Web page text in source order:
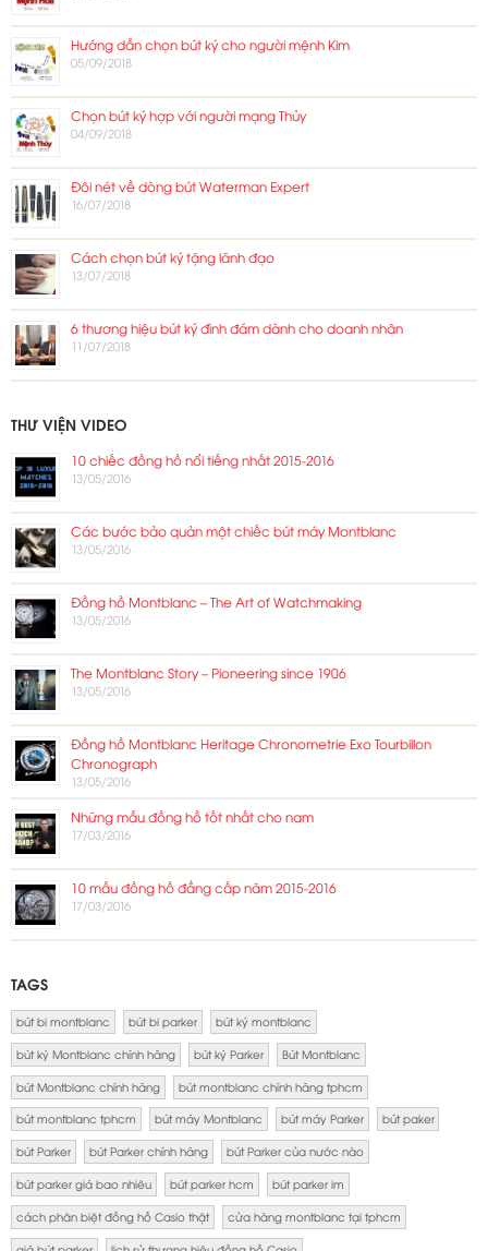
Hướng dẫn chọn bút ký cho người mệnh Kim
05/09/2018
Chọn bút ký hợp với người mạng Thủy
04/09/2018
Đôi nét về dòng bút Waterman Expert
16/07/2018
Cách chọn bút ký tặng lãnh đạo
13/07/2018
6 thương hiệu bút ký đình đám dành cho doanh nhân
11/07/2018
THƯ VIỆN VIDEO
10 chiếc đồng hồ nổi tiếng nhất 2015-2016
13/05/2016
Các bước bảo quản một chiếc bút máy Montblanc
13/05/2016
Đồng hồ Montblanc – The Art of Watchmaking
13/05/2016
The Montblanc Story – Pioneering since 1906
13/05/2016
Đồng hồ Montblanc Heritage Chronometrie Exo Tourbillon
Chronograph
13/05/2016
Những mẫu đồng hồ tốt nhất cho nam
17/03/2016
10 mẫu đồng hồ đẳng cấp năm 2015-2016
17/03/2016
TAGS
bút bi montblanc bút bi parker bút ký montblanc
bút ký Montblanc chính hãng bút ký Parker Bút Montblanc
bút Montblanc chính hãng bút montblanc chính hãng tphcm
bút montblanc tphcm bút máy Montblanc bút máy Parker bút paker
bút Parker bút Parker chính hãng bút Parker của nước nào
bút parker giá bao nhiêu bút parker hcm bút parker im
cách phân biệt đồng hồ Casio thật cửa hàng montblanc tại tphcm